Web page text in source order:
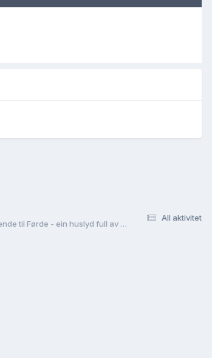
All aktivitet
Simon Christenson, fødd i Førde(?) kring 1775 - gift med Anna Colbeinsdotter frå Råeim i Gaular - vart plassfolk under Rønnei i Luster, men eine dotteri flytte attende til Førde - ein huslyd full av utfordringar?